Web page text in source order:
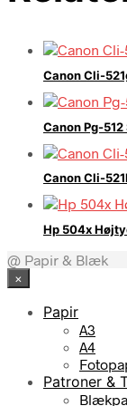
Canon Cli-
Canon Pg-
Canon Cli-
Hp 504x
@ Papir & Blæk
×
Papir
A3
A4
Patroner &